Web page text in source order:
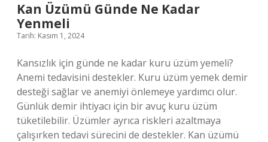
Kan Üzümü Günde Ne Kadar
Yenmeli
Tarih: Kasım 1, 2024
Kansızlık için günde ne kadar kuru üzüm yemeli?
Anemi tedavisini destekler. Kuru üzüm yemek demir
desteği sağlar ve anemiyi önlemeye yardımcı olur.
Günlük demir ihtiyacı için bir avuç kuru üzüm
tüketilebilir. Üzümler ayrıca riskleri azaltmaya
çalışırken tedavi sürecini de destekler. Kan üzümü